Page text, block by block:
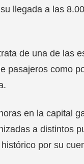
llegada a las
de una de las
pasajeros como
en la capital
a distintos
por su